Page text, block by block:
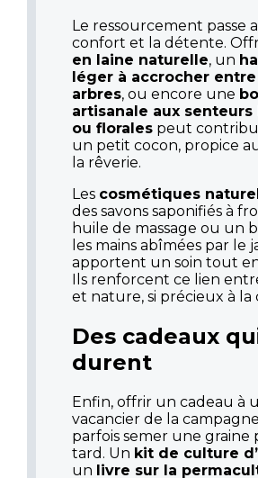
Le ressourcement passe
confort et la détente.
en laine naturelle, un
léger à accrocher
arbres, ou encore une
artisanale aux senteurs
ou florales peut
un petit cocon, propice
la rêverie.
Les cosmétiques
des savons saponifiés à
huile de massage ou un
les mains abîmées par le
apportent un soin tout
Ils renforcent ce lien
et nature, si précieux à la
Des cadeaux
durent
Enfin, offrir un cadeau à
vacancier de la
parfois semer une graine
tard. Un kit de culture
un livre sur la